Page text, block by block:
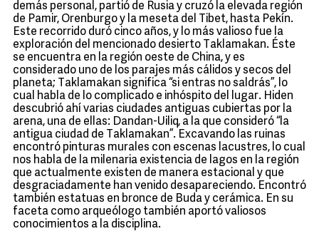
demás personal, partió de Rusia y cruzó la elevada región
de Pamir, Orenburgo y la meseta del Tibet, hasta Pekín.
Este recorrido duró cinco años, y lo más valioso fue la
exploración del mencionado desierto Taklamakan. Éste
se encuentra en la región oeste de China, y es
considerado uno de los parajes más cálidos y secos del
planeta; Taklamakan significa “si entras no saldrás”, lo
cual habla de lo complicado e inhóspito del lugar. Hiden
descubrió ahí varias ciudades antiguas cubiertas por la
arena, una de ellas: Dandan-Uiliq, a la que consideró “la
antigua ciudad de Taklamakan”. Excavando las ruinas
encontró pinturas murales con escenas lacustres, lo cual
nos habla de la milenaria existencia de lagos en la región
que actualmente existen de manera estacional y que
desgraciadamente han venido desapareciendo. Encontró
también estatuas en bronce de Buda y cerámica. En su
faceta como arqueólogo también aportó valiosos
conocimientos a la disciplina.